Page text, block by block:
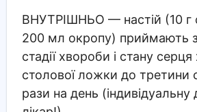
ВНУТРІШНЬО — настій (10 г
200 мл окропу) приймають
стадії хвороби і стану серця
столової ложки до третини
рази на день (індивідуальну